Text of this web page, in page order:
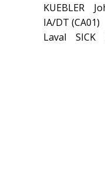
KUEBLER
IA/DT (CA01)
Laval
SICK